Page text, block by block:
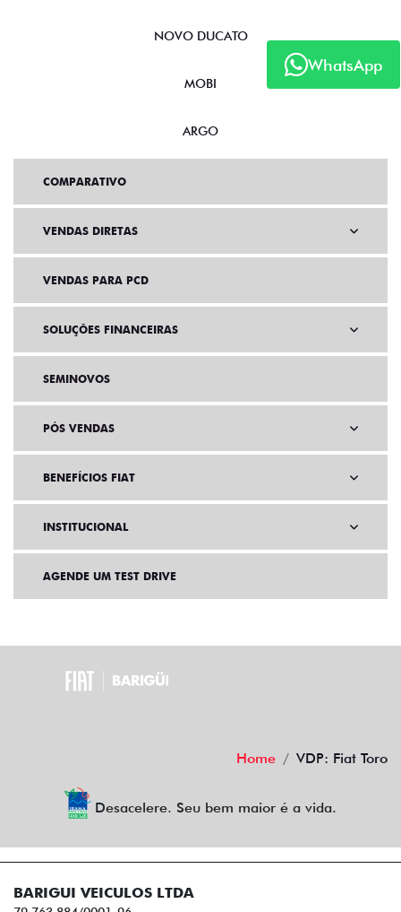
WhatsApp
NOVO DUCATO
MOBI
ARGO
COMPARATIVO
VENDAS DIRETAS
VENDAS PARA PCD
SOLUÇÕES FINANCEIRAS
SEMINOVOS
PÓS VENDAS
BENEFÍCIOS FIAT
INSTITUCIONAL
AGENDE UM TEST DRIVE
Home VDP: Fiat Toro
Desacelere. Seu bem maior é a vida.
BARIGUI VEICULOS LTDA